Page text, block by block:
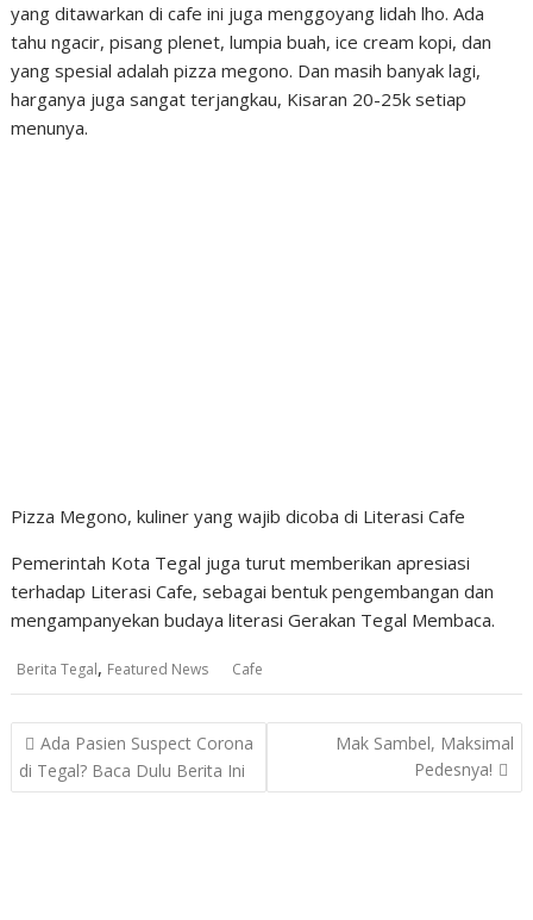
yang ditawarkan di cafe ini juga menggoyang lidah lho. Ada
tahu ngacir, pisang plenet, lumpia buah, ice cream kopi, dan
yang spesial adalah pizza megono. Dan masih banyak lagi,
harganya juga sangat terjangkau, Kisaran 20-25k setiap
menunya.
Pizza Megono, kuliner yang wajib dicoba di Literasi Cafe
Pemerintah Kota Tegal juga turut memberikan apresiasi
terhadap Literasi Cafe, sebagai bentuk pengembangan dan
mengampanyekan budaya literasi Gerakan Tegal Membaca.
Berita Tegal, Featured News Cafe
Post
navigation
Ada Pasien Suspect Corona
di Tegal? Baca Dulu Berita Ini
Mak Sambel, Maksimal
Pedesnya!